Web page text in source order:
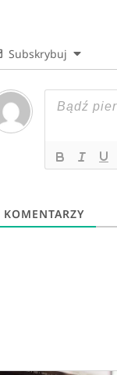
Subskrybuj
KOMENTARZY